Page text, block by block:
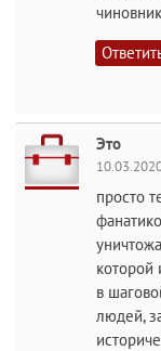
Это
просто
которой
в
людей,